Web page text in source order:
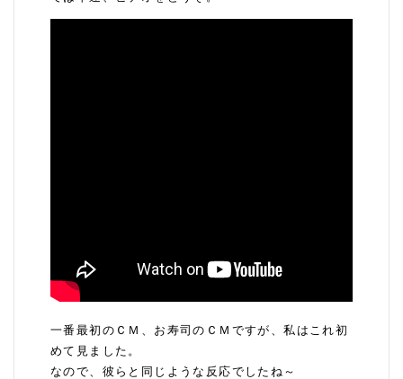
一番最初のＣＭ、お寿司のＣＭですが、私はこれ初
めて見ました。
なので、彼らと同じような反応でしたね～